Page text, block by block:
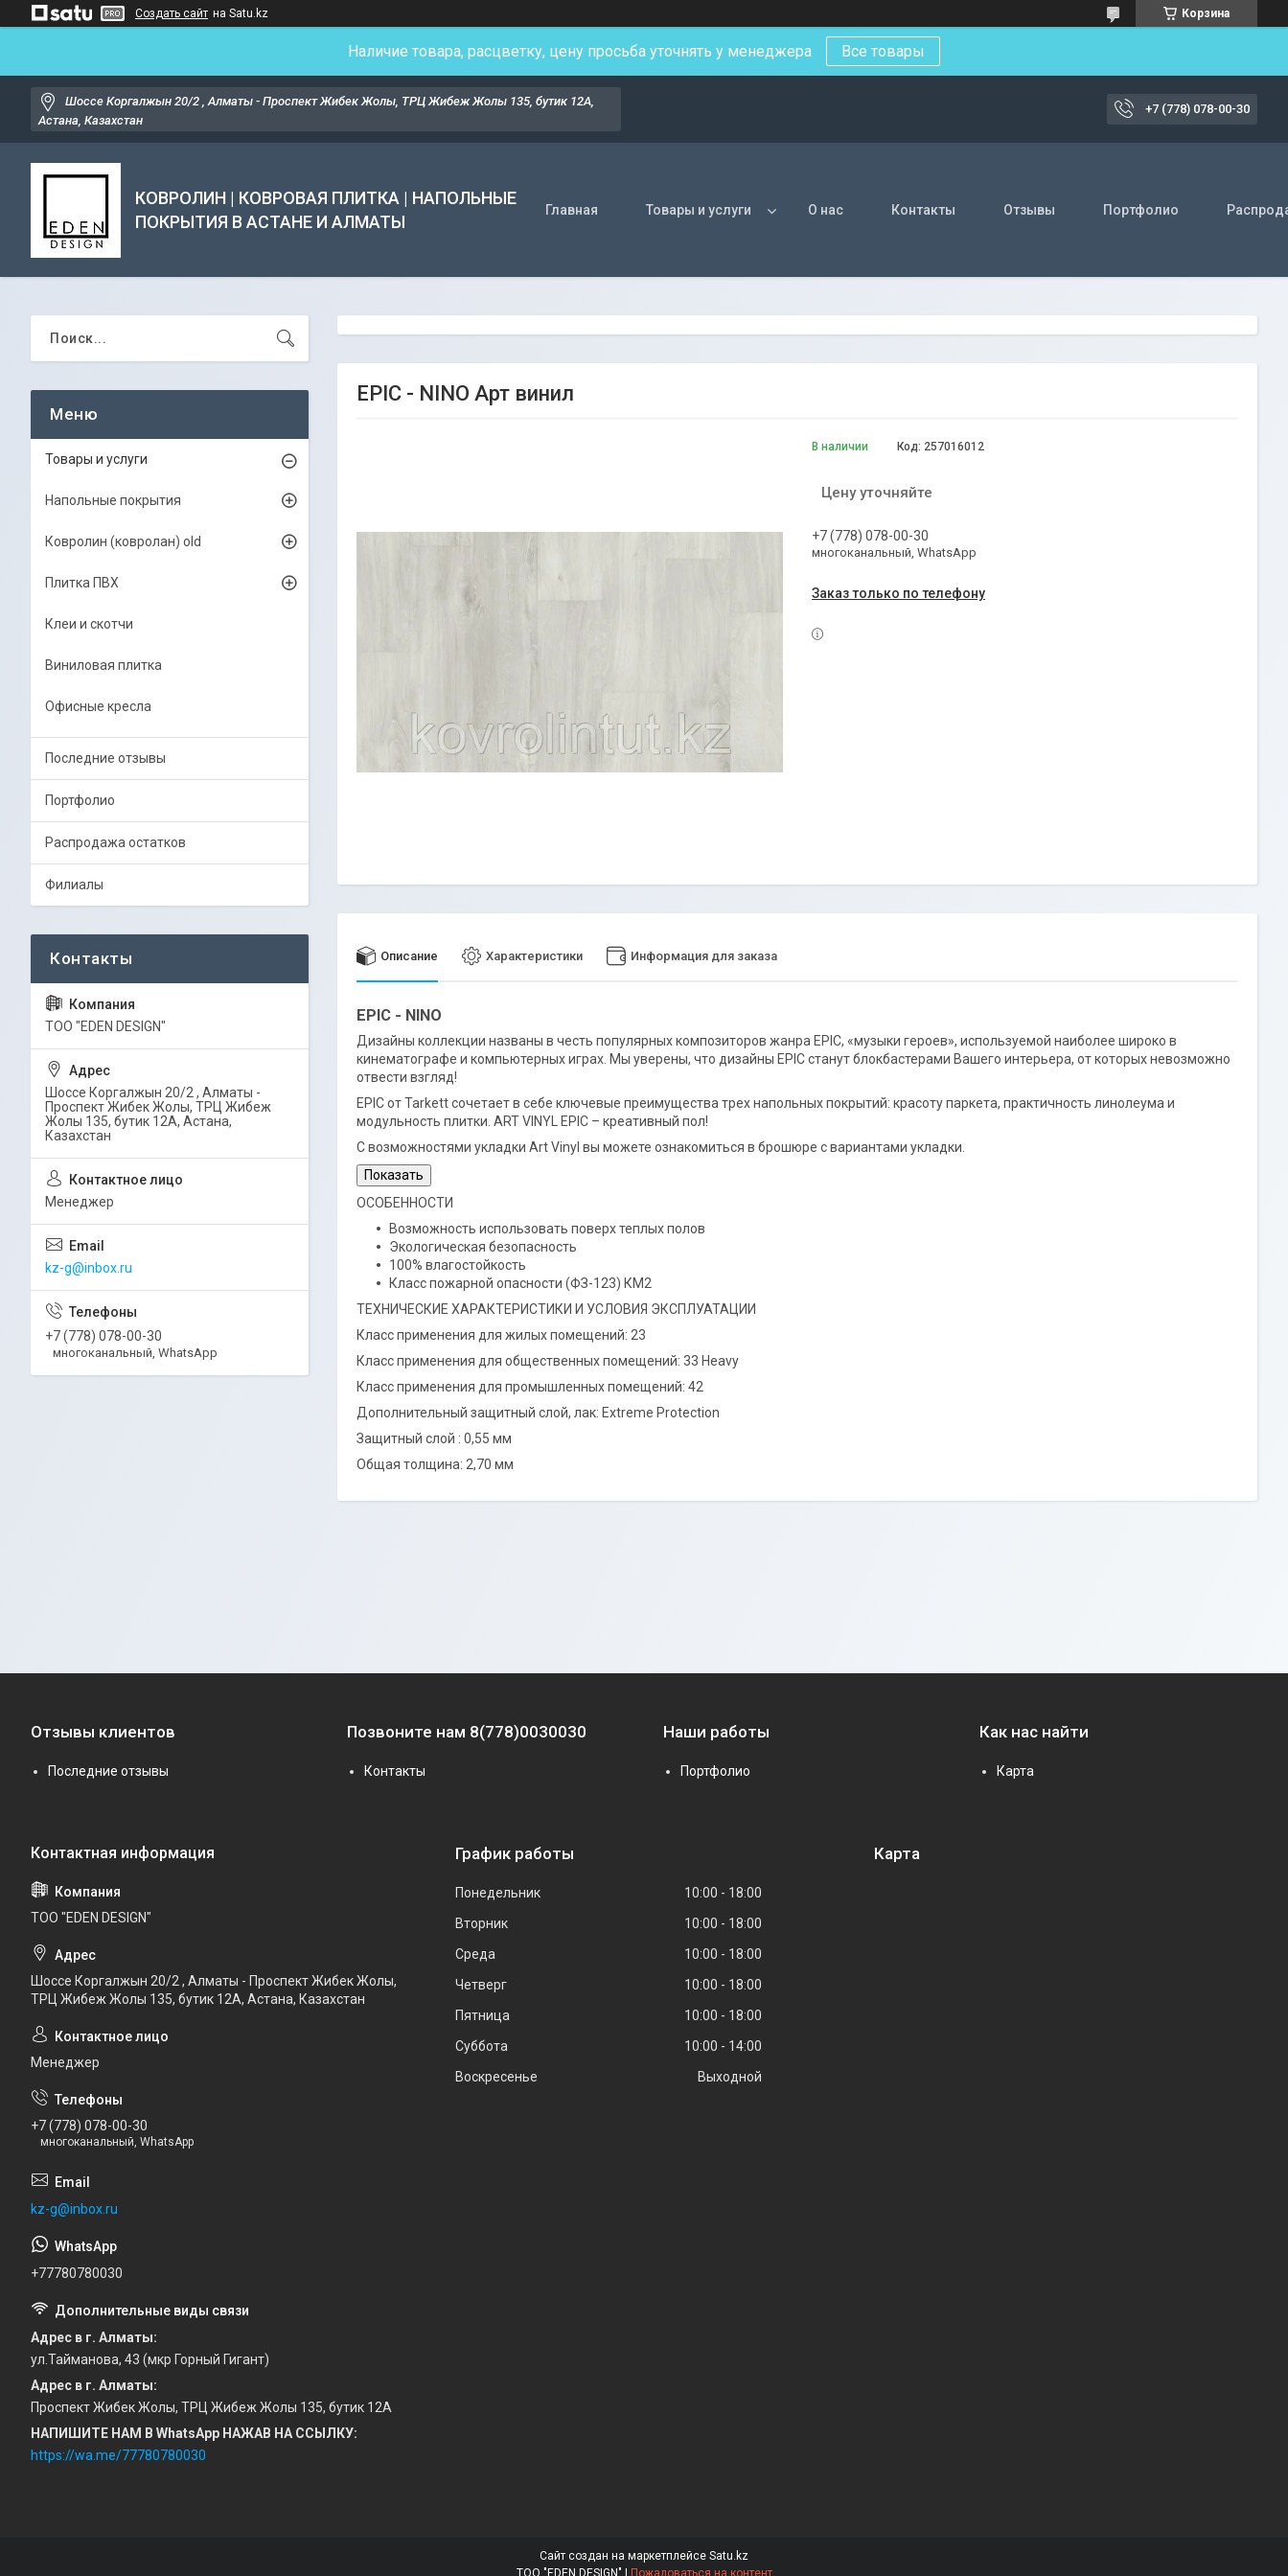
Создать сайт на Satu.kz Корзина
Наличие товара, расцветку, цену просьба уточнять у менеджера Все товары
Шоссе Коргалжын 20/2 , Алматы - Проспект Жибек Жолы, ТРЦ Жибеж Жолы 135, бутик 12А,
Астана, Казахстан
+7 (778) 078-00-30
КОВРОЛИН | КОВРОВАЯ ПЛИТКА | НАПОЛЬНЫЕ
ПОКРЫТИЯ В АСТАНЕ И АЛМАТЫ
Главная Товары и услуги О нас Контакты Отзывы Портфолио
EPIC - NINO Арт винил
В наличии Код: 257016012
Цену уточняйте
+7 (778) 078-00-30
многоканальный, WhatsApp
Заказ только по телефону
Описание Характеристики Информация для заказа
EPIC - NINO
Дизайны коллекции названы в честь популярных композиторов жанра EPIC, «музыки героев», используемой наиболее широко в
кинематографе и компьютерных играх. Мы уверены, что дизайны EPIC станут блокбастерами Вашего интерьера, от которых невозможно
отвести взгляд!
EPIC от Tarkett сочетает в себе ключевые преимущества трех напольных покрытий: красоту паркета, практичность линолеума и
модульность плитки. ART VINYL EPIC – креативный пол!
С возможностями укладки Art Vinyl вы можете ознакомиться в брошюре с вариантами укладки.
Показать
ОСОБЕННОСТИ
Возможность использовать поверх теплых полов
Экологическая безопасность
100% влагостойкость
Класс пожарной опасности (ФЗ-123) КМ2
ТЕХНИЧЕСКИЕ ХАРАКТЕРИСТИКИ И УСЛОВИЯ ЭКСПЛУАТАЦИИ
Класс применения для жилых помещений: 23
Класс применения для общественных помещений: 33 Heavy
Класс применения для промышленных помещений: 42
Дополнительный защитный слой, лак: Extreme Protection
Защитный слой : 0,55 мм
Общая толщина: 2,70 мм
Товары и услуги
Напольные покрытия
Ковролин (ковролан) old
Плитка ПВХ
Клеи и скотчи
Виниловая плитка
Офисные кресла
Последние отзывы
Портфолио
Распродажа остатков
Филиалы
ТОО "EDEN DESIGN"
Шоссе Коргалжын 20/2 , Алматы -
Проспект Жибек Жолы, ТРЦ Жибеж
Жолы 135, бутик 12А, Астана,
Казахстан
Менеджер
kz-g@inbox.ru
+7 (778) 078-00-30
многоканальный, WhatsApp
Отзывы клиентов
Последние отзывы
Позвоните нам 8(778)0030030
Контакты
Наши работы
Портфолио
Как нас найти
Карта
ТОО "EDEN DESIGN"
Шоссе Коргалжын 20/2 , Алматы - Проспект Жибек Жолы,
ТРЦ Жибеж Жолы 135, бутик 12А, Астана, Казахстан
Менеджер
+7 (778) 078-00-30
многоканальный, WhatsApp
kz-g@inbox.ru
+77780780030
Адрес в г. Алматы
ул.Тайманова, 43 (мкр Горный Гигант)
Адрес в г. Алматы
Проспект Жибек Жолы, ТРЦ Жибеж Жолы 135, бутик 12А
НАПИШИТЕ НАМ В WhatsApp НАЖАВ НА ССЫЛКУ
https://wa.me/77780780030
График работы
Понедельник 10:00
18:00
Вторник
10:00
18:00
Среда
10:00
18:00
Четверг
10:00
18:00
Пятница
10:00
18:00
Суббота
10:00
14:00
Воскресенье
Выходной
Карта
Сайт создан на маркетплейсе Satu.kz
ТОО "EDEN DESIGN" | Пожаловаться на контент